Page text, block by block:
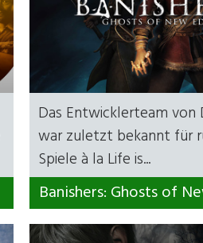
Das Entwicklerteam von
war zuletzt bekannt für
Spiele à la Life is...
Banishers: Ghosts of